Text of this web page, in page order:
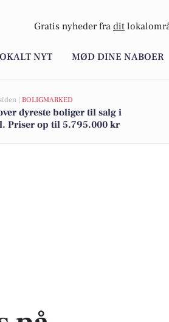
Gratis nyheder fra dit
NYT MØD DINE NABOER
| BOLIGMARKED
dyreste boliger til salg i
Priser op til 5.795.000 kr